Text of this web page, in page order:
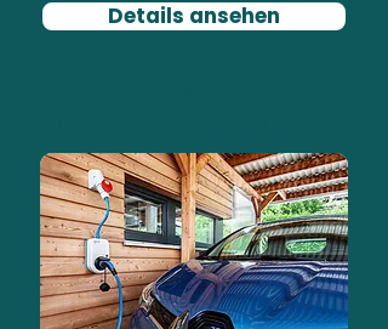
Details ansehen